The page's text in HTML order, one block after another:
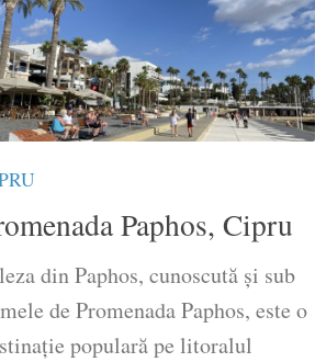
Paphos, Cipru
din Paphos, cunoscută și sub
de Promenada Paphos, este o
populară pe litoralul